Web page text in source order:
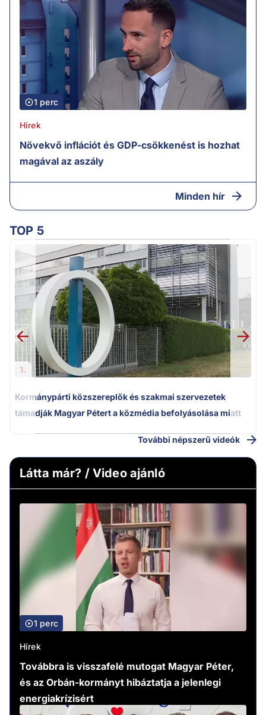
1 perc
Hírek
Növekvő inflációt és GDP-csökkenést is hozhat
magával az aszály
Minden hír
TOP 5
1.
Kormánypárti közszereplők és szakmai szervezetek
támadják Magyar Pétert a közmédia befolyásolása miatt
További népszerű videók
Látta már? / Video ajánló
1 perc
Hírek
Továbbra is visszafelé mutogat Magyar Péter,
és az Orbán-kormányt hibáztatja a jelenlegi
energiakrízisért